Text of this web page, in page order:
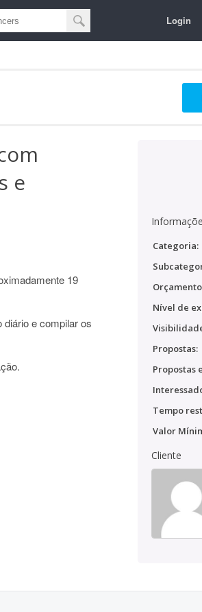
Login
e
19
e compilar os
Categoria:
Nível de
Propostas:
Propostas
Tempo
Valor
Cliente